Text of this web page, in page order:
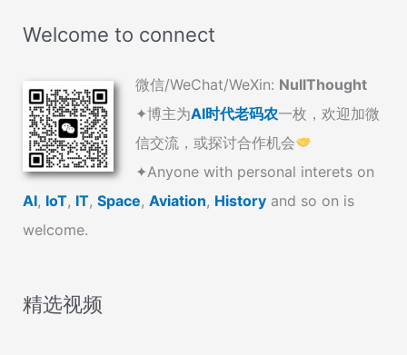
Welcome to connect
微信/WeChat/WeXin: NullThought
✦博主为AI时代老码农一枚，欢迎加微
信交流，或探讨合作机会
✦Anyone with personal interets on
AI, IoT, IT, Space, Aviation, History and so on is
welcome.
精选视频